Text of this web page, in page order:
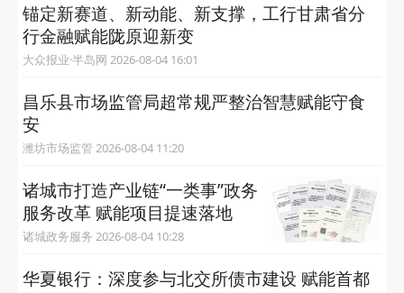
锚定新赛道、新动能、新支撑，工行甘肃省分
行金融赋能陇原迎新变
大众报业·半岛网 2026-08-04 16:01
昌乐县市场监管局超常规严整治智慧赋能守食
安
潍坊市场监管 2026-08-04 11:20
诸城市打造产业链“一类事”政务
服务改革 赋能项目提速落地
诸城政务服务 2026-08-04 10:28
华夏银行：深度参与北交所债市建设 赋能首都